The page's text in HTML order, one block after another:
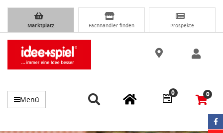
Marktplatz Fachhändler finden Prospekte
Menü
0 0